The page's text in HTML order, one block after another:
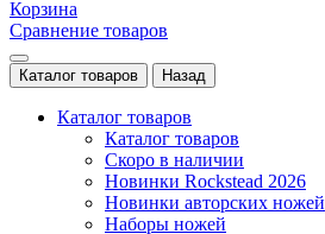
Корзина
Сравнение товаров
Каталог товаров Назад
Каталог товаров
Каталог товаров
Скоро в наличии
Новинки Rockstead 2026
Новинки авторских ножей
Наборы ножей